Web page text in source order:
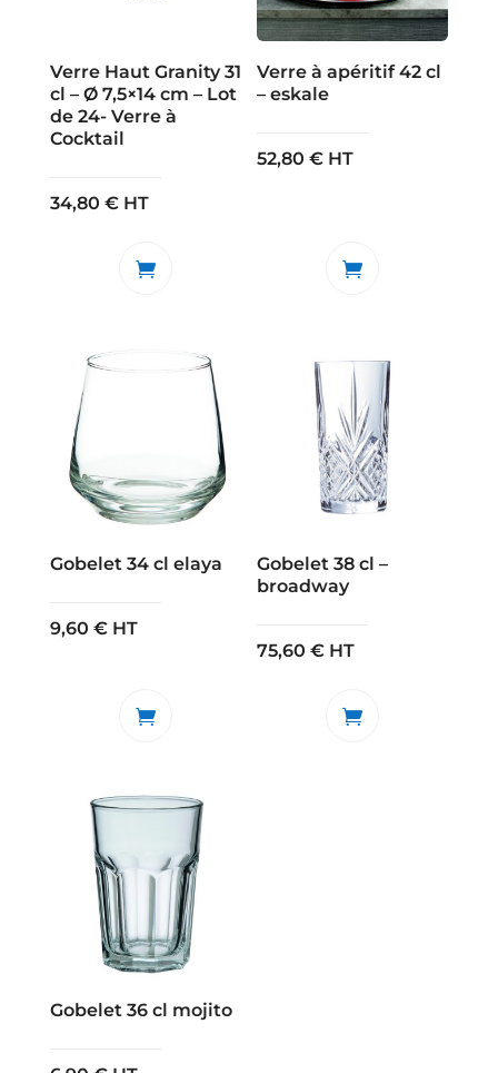
Verre Haut Granity 31
cl – Ø 7,5×14 cm – Lot
de 24- Verre à
Cocktail
34,80 € HT
Verre à apéritif 42 cl
– eskale
52,80€ HT
Gobelet 34 cl elaya
9,60 € HT
Gobelet 38 cl –
broadway
75,60€ HT
Gobelet 36 cl mojito